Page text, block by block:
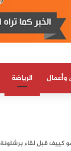
وأعمال الرياضة
كييف قبل لقاء برشلونة